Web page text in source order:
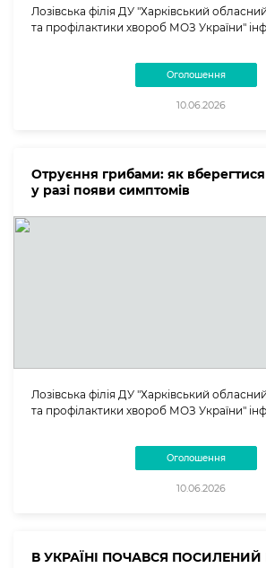
Лозівська філія ДУ "Харківський
та профілактики хвороб МОЗ України"
Оголошення
10.06.2026
Отруєння грибами: як
у разі появи симптомів
Лозівська філія ДУ "Харківський
та профілактики хвороб МОЗ України"
Оголошення
10.06.2026
В УКРАЇНІ ПОЧАВСЯ ПОСИЛЕНИЙ